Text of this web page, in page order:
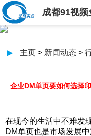
成都91视频
▶ 主页 > 新闻动态 >
企业DM单页要如何选择
在现今的生活中不难发现
DM单页也是市场发展中